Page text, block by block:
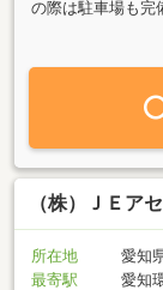
の際は駐車場も完
のこと、登記、
ムページを
（株）ＪＥア
所在地
愛知
最寄駅
愛知